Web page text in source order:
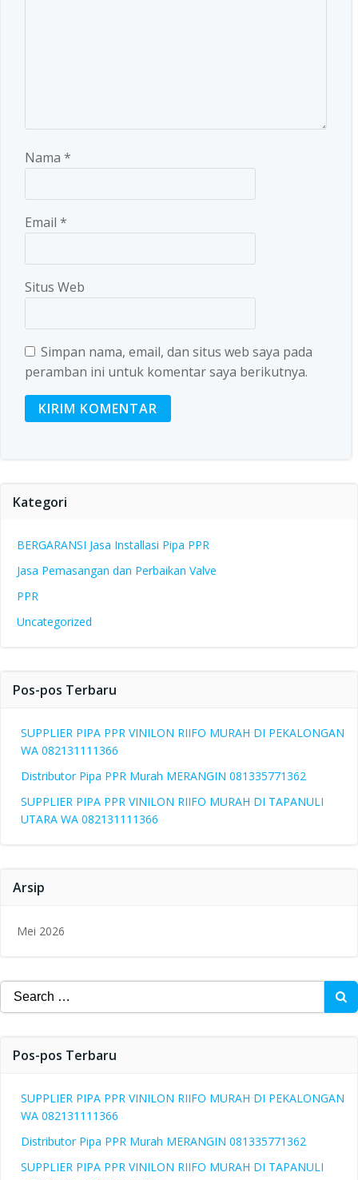
Nama *
Email *
Situs Web
Simpan nama, email, dan situs web saya pada
peramban ini untuk komentar saya berikutnya.
Kategori
BERGARANSI Jasa Installasi Pipa PPR
Jasa Pemasangan dan Perbaikan Valve
PPR
Uncategorized
Pos-pos Terbaru
SUPPLIER PIPA PPR VINILON RIIFO MURAH DI PEKALONGAN
WA 082131111366
Distributor Pipa PPR Murah MERANGIN 081335771362
SUPPLIER PIPA PPR VINILON RIIFO MURAH DI TAPANULI
UTARA WA 082131111366
Arsip
Mei 2026
Search
for:
Pos-pos Terbaru
SUPPLIER PIPA PPR VINILON RIIFO MURAH DI PEKALONGAN
WA 082131111366
Distributor Pipa PPR Murah MERANGIN 081335771362
SUPPLIER PIPA PPR VINILON RIIFO MURAH DI TAPANULI